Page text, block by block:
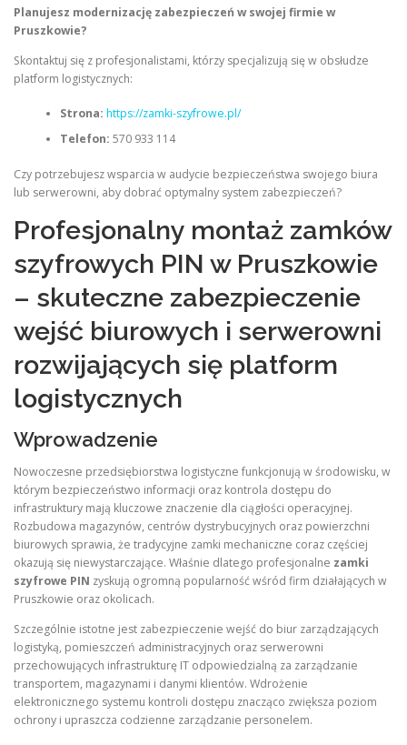
Planujesz modernizację zabezpieczeń w swojej firmie w
Pruszkowie?
Skontaktuj się z profesjonalistami, którzy specjalizują się w obsłudze
platform logistycznych:
Strona: https://zamki-szyfrowe.pl/
Telefon: 570 933 114
Czy potrzebujesz wsparcia w audycie bezpieczeństwa swojego biura
lub serwerowni, aby dobrać optymalny system zabezpieczeń?
Profesjonalny montaż zamków
szyfrowych PIN w Pruszkowie
– skuteczne zabezpieczenie
wejść biurowych i serwerowni
rozwijających się platform
logistycznych
Wprowadzenie
Nowoczesne przedsiębiorstwa logistyczne funkcjonują w środowisku, w
którym bezpieczeństwo informacji oraz kontrola dostępu do
infrastruktury mają kluczowe znaczenie dla ciągłości operacyjnej.
Rozbudowa magazynów, centrów dystrybucyjnych oraz powierzchni
biurowych sprawia, że tradycyjne zamki mechaniczne coraz częściej
okazują się niewystarczające. Właśnie dlatego profesjonalne zamki
szyfrowe PIN zyskują ogromną popularność wśród firm działających w
Pruszkowie oraz okolicach.
Szczególnie istotne jest zabezpieczenie wejść do biur zarządzających
logistyką, pomieszczeń administracyjnych oraz serwerowni
przechowujących infrastrukturę IT odpowiedzialną za zarządzanie
transportem, magazynami i danymi klientów. Wdrożenie
elektronicznego systemu kontroli dostępu znacząco zwiększa poziom
ochrony i upraszcza codzienne zarządzanie personelem.